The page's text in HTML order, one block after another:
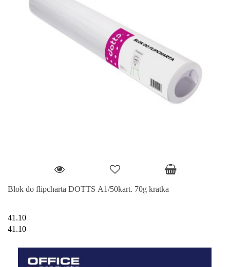
Blok do flipcharta DOTTS A1/50kart. 70g kratka
41.10
41.10